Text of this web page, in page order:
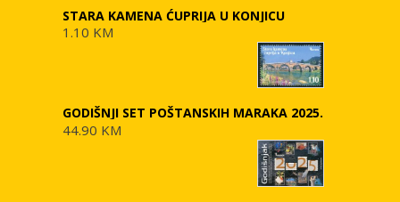
STARA KAMENA ĆUPRIJA U KONJICU
1.10 KM
GODIŠNJI SET POŠTANSKIH MARAKA 2025.
44.90 KM